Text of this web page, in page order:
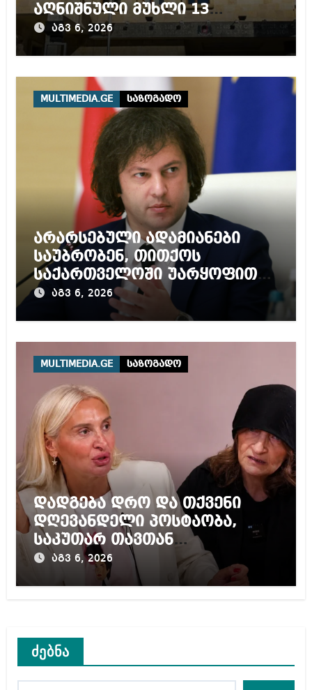
აღნიშნული მუხლი 13
წლამდე პატიმრობას
ითვალისწინებს
აგვ 6, 2026
MULTIMEDIA.GE საზოგადო
არარსებული ადამიანები
საუბრობენ, თითქოს
საქართველოში უარყოფითი
გარემოა შექმნილი რუსი
ტურისტებისთვის, ჩვენი კარი
ტურისტისთვის
აგვ 6, 2026
MULTIMEDIA.GE საზოგადო
დადგება დრო და თქვენი
დღევანდელი პოსტაობა,
საკუთარ თავთან
შეგარცხვენთ – ეკა კუპატაძე
ნანუკა ჟორჟოლიანს
აგვ 6, 2026
ძებნა